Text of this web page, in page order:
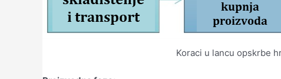
Koraci u lancu opskrbe